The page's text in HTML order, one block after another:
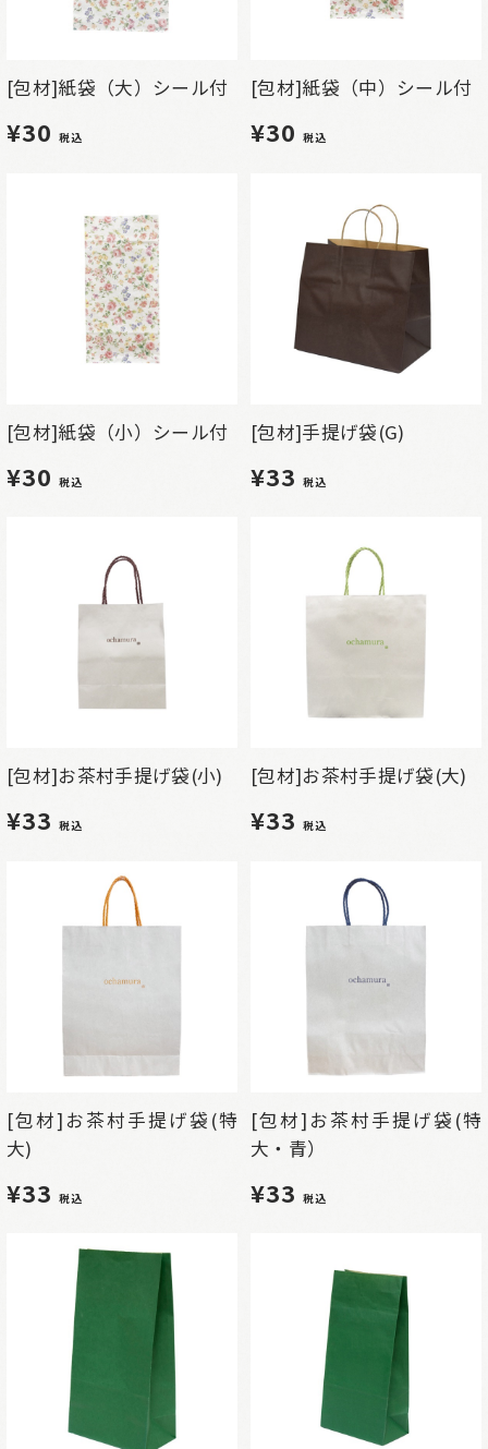
[包材]紙袋（大）シール付
¥30税込
[包材]紙袋（中）シール付
¥30税込
[包材]紙袋（小）シール付
¥30税込
[包材]手提げ袋(G)
¥33税込
[包材]お茶村手提げ袋(小)
¥33税込
[包材]お茶村手提げ袋(大)
¥33税込
[包材]お茶村手提げ袋(特
大)
¥33税込
[包材]お茶村手提げ袋(特
大・青）
¥33税込